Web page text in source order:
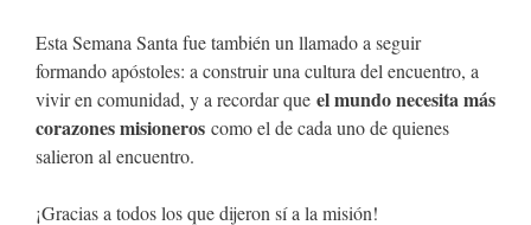
Esta Semana Santa fue también un llamado a seguir
formando apóstoles: a construir una cultura del encuentro, a
vivir en comunidad, y a recordar que el mundo necesita más
corazones misioneros como el de cada uno de quienes
salieron al encuentro.
¡Gracias a todos los que dijeron sí a la misión!